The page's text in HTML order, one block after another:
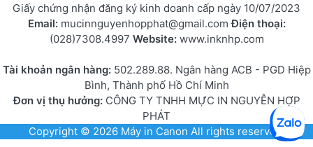
Giấy chứng nhận đăng ký kinh doanh cấp ngày 10/07/2023
Email: mucinnguyenhopphat@gmail.comĐiện thoại:
(028)7308.4997 Website: www.inknhp.com
Tài khoản ngân hàng: 502.289.88. Ngân hàng ACB - PGD Hiệp
Bình, Thành phố Hồ Chí Minh
Đơn vị thụ hưởng:CÔNG TY TNHH MỰC IN NGUYỄN HỢP
PHÁT
Copyright © 2026 Máy in Canon All rights reserved.